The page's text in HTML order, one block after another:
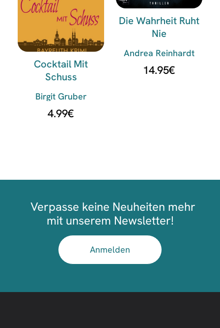
Cocktail Mit
Schuss
Birgit Gruber
4.99€
Die Wahrheit Ruht
Nie
Andrea Reinhardt
14.95€
Verpasse keine Neuheiten mehr
mit unserem Newsletter!
Anmelden